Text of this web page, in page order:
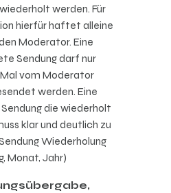
werden. Für
hierfür haftet alleine
Moderator. Eine
Sendung darf nur
vom Moderator
werden. Eine
die wiederholt
klar und deutlich zu
Wiederholung
Monat, Jahr)